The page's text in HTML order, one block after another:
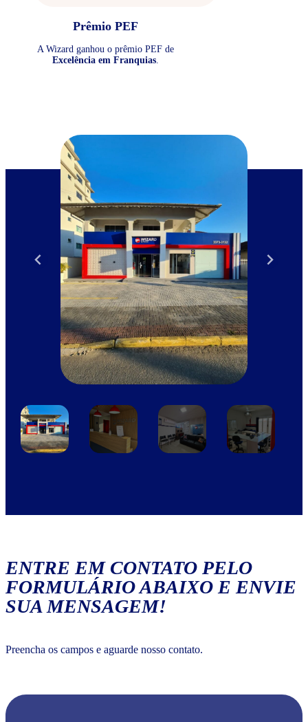
Prêmio PEF
A Wizard ganhou o prêmio PEF de
Excelência em Franquias.
ENTRE EM CONTATO PELO
FORMULÁRIO ABAIXO E ENVIE
SUA MENSAGEM!
Preencha os campos e aguarde nosso contato.